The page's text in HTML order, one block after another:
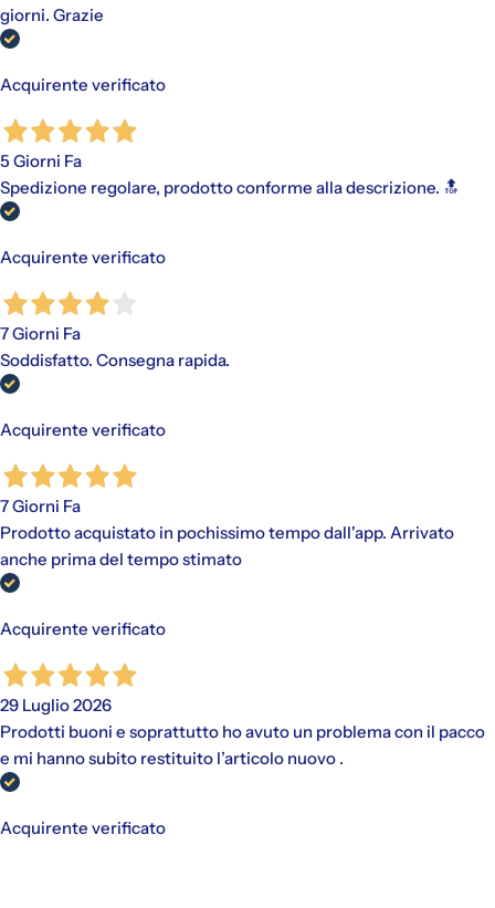
giorni. Grazie
Acquirente verificato
5 Giorni Fa
Spedizione regolare, prodotto conforme alla descrizione. 🔝
Acquirente verificato
7 Giorni Fa
Soddisfatto. Consegna rapida.
Acquirente verificato
7 Giorni Fa
Prodotto acquistato in pochissimo tempo dall'app. Arrivato
anche prima del tempo stimato
Acquirente verificato
29 Luglio 2026
Prodotti buoni e soprattutto ho avuto un problema con il pacco
e mi hanno subito restituito l’articolo nuovo .
Acquirente verificato